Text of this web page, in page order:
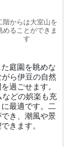
階からは大室山を
めることができま
す
庭園を眺めな
ら伊豆の自然
過ごせます。
どの娯楽も充
最適です。二
き、潮風や景
きます。